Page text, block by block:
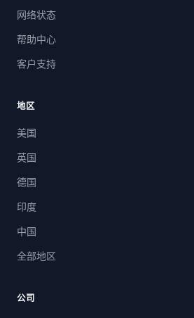
网络状态
帮助中心
客户支持
地区
美国
英国
德国
印度
中国
全部地区
公司